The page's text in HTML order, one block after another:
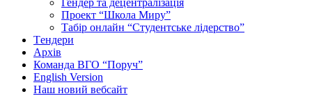
Гендер та децентралізація
Проект “Школа Миру”
Табір онлайн “Студентське лідерство”
Tендери
Архів
Команда ВГО “Поруч”
English Version
Наш новий вебсайт